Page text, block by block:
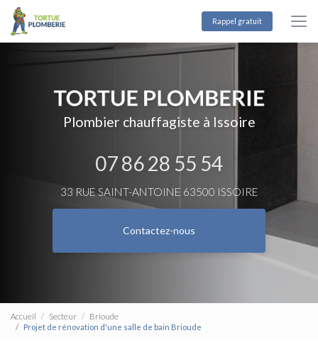
Aller
contenu
Rappel gratuit
Plombier chauffagiste à Issoire
07 86 28 55 54
33 RUE SAINT-ANTOINE 63500 ISSOIRE
Contactez-nous
Accueil Secteur
Brioude
Projet de rénovation d'une salle de bain Brioude